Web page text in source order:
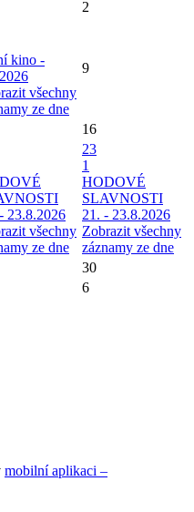
2
kino -
všechny
ze dne
9
16
23.8.2026
všechny
ze dne
23
1
HODOVÉ
SLAVNOSTI
21. - 23.8.2026
Zobrazit všechny
záznamy ze dne
30
6
mobilní aplikaci –